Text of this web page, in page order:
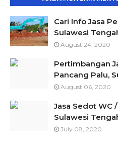
Cari Info Jasa
Sulawesi
August 24, 2020
Pertimbangan
Pancang Palu,
August 06, 2020
Jasa Sedot WC
Sulawesi
July 08, 2020